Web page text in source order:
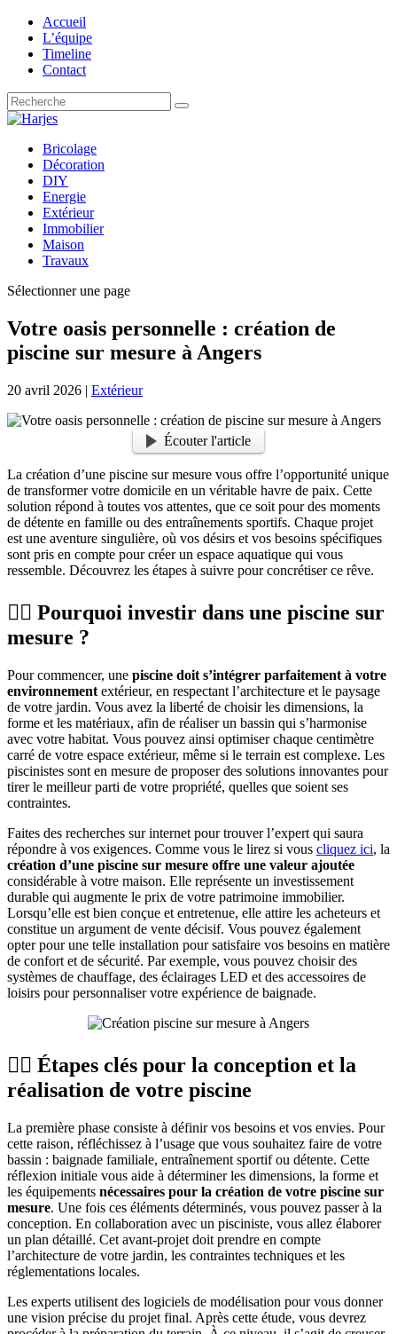
Accueil
L’équipe
Timeline
Contact
Bricolage
Décoration
DIY
Energie
Extérieur
Immobilier
Maison
Travaux
Sélectionner une page
Votre oasis personnelle : création de
piscine sur mesure à Angers
20 avril 2026 | Extérieur
Écouter l'article
La création d’une piscine sur mesure vous offre l’opportunité unique
de transformer votre domicile en un véritable havre de paix. Cette
solution répond à toutes vos attentes, que ce soit pour des moments
de détente en famille ou des entraînements sportifs. Chaque projet
est une aventure singulière, où vos désirs et vos besoins spécifiques
sont pris en compte pour créer un espace aquatique qui vous
ressemble. Découvrez les étapes à suivre pour concrétiser ce rêve.
🏊‍♂️ Pourquoi investir dans une piscine sur
mesure ?
Pour commencer, une piscine doit s’intégrer parfaitement à votre
environnement extérieur, en respectant l’architecture et le paysage
de votre jardin. Vous avez la liberté de choisir les dimensions, la
forme et les matériaux, afin de réaliser un bassin qui s’harmonise
avec votre habitat. Vous pouvez ainsi optimiser chaque centimètre
carré de votre espace extérieur, même si le terrain est complexe. Les
piscinistes sont en mesure de proposer des solutions innovantes pour
tirer le meilleur parti de votre propriété, quelles que soient ses
contraintes.
Faites des recherches sur internet pour trouver l’expert qui saura
répondre à vos exigences. Comme vous le lirez si vous cliquez ici, la
création d’une piscine sur mesure offre une valeur ajoutée
considérable à votre maison. Elle représente un investissement
durable qui augmente le prix de votre patrimoine immobilier.
Lorsqu’elle est bien conçue et entretenue, elle attire les acheteurs et
constitue un argument de vente décisif. Vous pouvez également
opter pour une telle installation pour satisfaire vos besoins en matière
de confort et de sécurité. Par exemple, vous pouvez choisir des
systèmes de chauffage, des éclairages LED et des accessoires de
loisirs pour personnaliser votre expérience de baignade.
🏊‍♂️ Étapes clés pour la conception et la
réalisation de votre piscine
La première phase consiste à définir vos besoins et vos envies. Pour
cette raison, réfléchissez à l’usage que vous souhaitez faire de votre
bassin : baignade familiale, entraînement sportif ou détente. Cette
réflexion initiale vous aide à déterminer les dimensions, la forme et
les équipements nécessaires pour la création de votre piscine sur
mesure. Une fois ces éléments déterminés, vous pouvez passer à la
conception. En collaboration avec un pisciniste, vous allez élaborer
un plan détaillé. Cet avant-projet doit prendre en compte
l’architecture de votre jardin, les contraintes techniques et les
réglementations locales.
Les experts utilisent des logiciels de modélisation pour vous donner
une vision précise du projet final. Après cette étude, vous devrez